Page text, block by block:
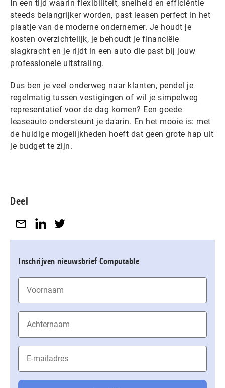
In een tijd waarin flexibiliteit, snelheid en efficiëntie
steeds belangrijker worden, past leasen perfect in het
plaatje van de moderne ondernemer. Je houdt je
kosten overzichtelijk, je behoudt je financiële
slagkracht en je rijdt in een auto die past bij jouw
professionele uitstraling.
Dus ben je veel onderweg naar klanten, pendel je
regelmatig tussen vestigingen of wil je simpelweg
representatief voor de dag komen? Een goede
leaseauto ondersteunt je daarin. En het mooie is: met
de huidige mogelijkheden hoeft dat geen grote hap uit
je budget te zijn.
Deel
Inschrijven nieuwsbrief Computable